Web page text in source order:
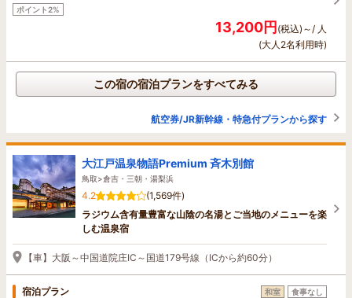
ポイント2%
13,200円(税込)～/ 人
(大人2名利用時)
この宿の宿泊プランをすべてみる
航空券/JR新幹線・特急付プランから探す
大江戸温泉物語Premium 斉木別館
鳥取>倉吉・三朝・湯梨浜
4.2
(1,569件)
ラジウム含有量豊富な山陰の名湯とご当地のメニューを楽
しむ温泉宿
【車】大阪～中国道院庄IC～国道179号線（ICから約60分）
宿泊プラン 和室 食事なし